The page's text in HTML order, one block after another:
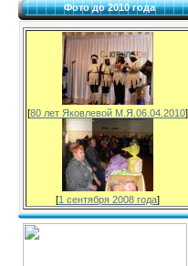
Фото до 2010 года
[80 лет Яковлевой М.Я.06.04.2010]
[1 сентября 2008 года]